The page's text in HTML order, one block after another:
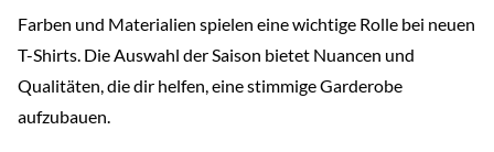
Farben und Materialien spielen eine wichtige Rolle bei neuen
T-Shirts. Die Auswahl der Saison bietet Nuancen und
Qualitäten, die dir helfen, eine stimmige Garderobe
aufzubauen.